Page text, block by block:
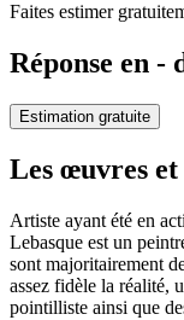
Faites estimer
Réponse en -
Estimation gratuite
Les œuvres et
Artiste ayant été en
Lebasque est un
sont majoritairement
assez fidèle la réalité,
pointilliste ainsi que